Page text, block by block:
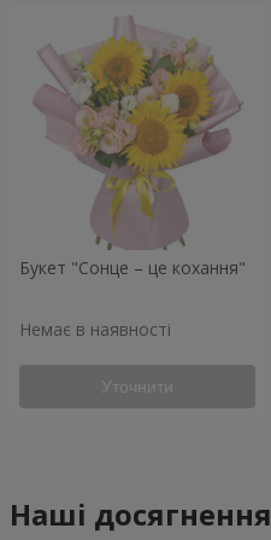
Букет "Сонце – це кохання"
Немає в наявності
Уточнити
Наші досягнення